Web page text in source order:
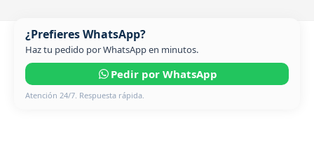
¿Prefieres WhatsApp?
Haz tu pedido por WhatsApp en minutos.
Pedir por WhatsApp
Atención 24/7. Respuesta rápida.